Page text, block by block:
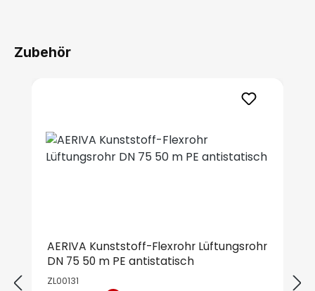
Zubehör
AERIVA Kunststoff-Flexrohr Lüftungsrohr
DN 75 50 m PE antistatisch
ZL00131